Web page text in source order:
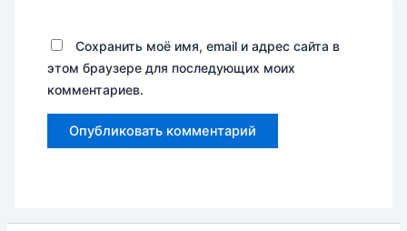
Сохранить моё имя, email и адрес сайта в
этом браузере для последующих моих
комментариев.